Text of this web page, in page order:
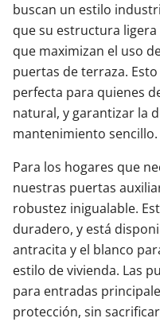
buscan un estilo
que su estructura
que maximizan el uso
puertas de terraza.
perfecta para quienes
natural, y garantizar la
mantenimiento sencillo.
Para los hogares que
nuestras puertas
robustez inigualable.
duradero, y está
antracita y el blanco
estilo de vivienda. Las
para entradas
protección, sin